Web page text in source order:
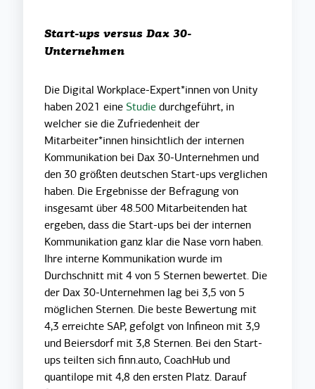
Start-ups versus Dax 30-
Unternehmen
Die Digital Workplace-Expert*innen von Unity
haben 2021 eine Studie durchgeführt, in
welcher sie die Zufriedenheit der
Mitarbeiter*innen hinsichtlich der internen
Kommunikation bei Dax 30-Unternehmen und
den 30 größten deutschen Start-ups verglichen
haben. Die Ergebnisse der Befragung von
insgesamt über 48.500 Mitarbeitenden hat
ergeben, dass die Start-ups bei der internen
Kommunikation ganz klar die Nase vorn haben.
Ihre interne Kommunikation wurde im
Durchschnitt mit 4 von 5 Sternen bewertet. Die
der Dax 30-Unternehmen lag bei 3,5 von 5
möglichen Sternen. Die beste Bewertung mit
4,3 erreichte SAP, gefolgt von Infineon mit 3,9
und Beiersdorf mit 3,8 Sternen. Bei den Start-
ups teilten sich finn.auto, CoachHub und
quantilope mit 4,8 den ersten Platz. Darauf